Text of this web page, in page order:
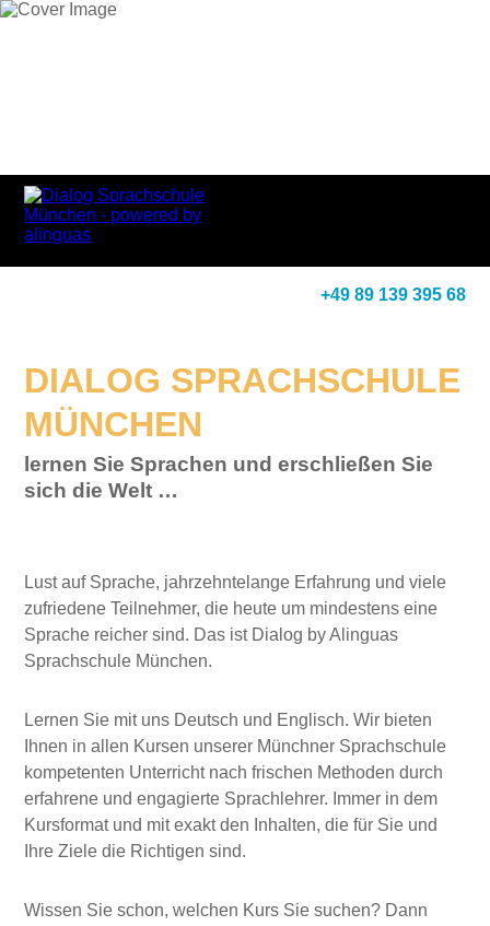
+49 89 139 395 68
DIALOG SPRACHSCHULE
MÜNCHEN
lernen Sie Sprachen und erschließen Sie
sich die Welt …
Lust auf Sprache, jahrzehntelange Erfahrung und viele
zufriedene Teilnehmer, die heute um mindestens eine
Sprache reicher sind. Das ist Dialog by Alinguas
Sprachschule München.
Lernen Sie mit uns Deutsch und Englisch. Wir bieten
Ihnen in allen Kursen unserer Münchner Sprachschule
kompetenten Unterricht nach frischen Methoden durch
erfahrene und engagierte Sprachlehrer. Immer in dem
Kursformat und mit exakt den Inhalten, die für Sie und
Ihre Ziele die Richtigen sind.
Wissen Sie schon, welchen Kurs Sie suchen? Dann